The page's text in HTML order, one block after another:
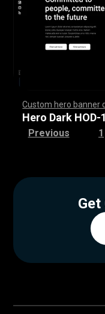
Custom hero banner
,,,,,,,,,,,,,,,,,,,,,,,
,,,,,,,,,,,,,,,,,,,,,,,
Hero Dark HOD-
Previous 1